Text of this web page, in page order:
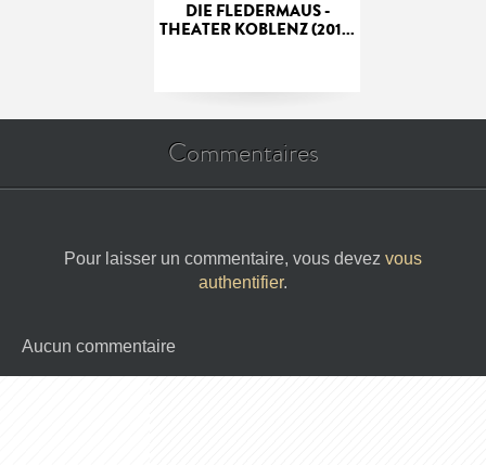
DIE FLEDERMAUS -
THEATER KOBLENZ (201...
Commentaires
Pour laisser un commentaire, vous devez vous
authentifier.
Aucun commentaire